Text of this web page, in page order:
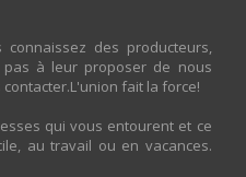
des producteurs,
à leur proposer de nous
fait la force!
qui vous entourent et ce
au travail ou en vacances.